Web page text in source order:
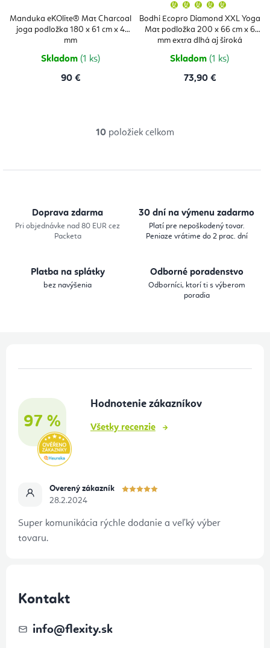
Manduka eKOlite® Mat Charcoal
joga podložka 180 x 61 cm x 4
mm
Skladom (1 ks)
90 €
Bodhi Ecopro Diamond XXL Yoga
Mat podložka 200 x 66 cm x 6
mm extra dlhá aj široká
produktu
je
5,0
z
5
Skladom (1 ks)
73,90 €
l
d
p
i
10 položiek celkom
Doprava zdarma
Pri objednávke nad 80 EUR cez
Packeta
30 dní na výmenu zadarmo
Platí pre nepoškodený tovar.
Peniaze vrátime do 2 prac. dní
Platba na splátky
bez navýšenia
Odborné poradenstvo
Odborníci, ktorí ti s výberom
poradia
97 %
Hodnotenie zákazníkov
Všetky recenzie
Overený zákazník
28.2.2024
Super komunikácia rýchle dodanie a veľký výber
tovaru.
Kontakt
info@flexity.sk